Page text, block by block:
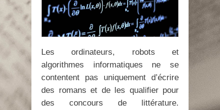
Les ordinateurs, robots et
algorithmes informatiques ne se
contentent pas uniquement d’écrire
des romans et de les qualifier pour
des concours de littérature.